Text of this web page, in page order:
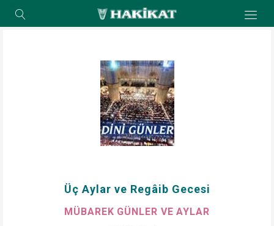
Üç Aylar ve Regâib Gecesi
MÜBAREK GÜNLER VE AYLAR